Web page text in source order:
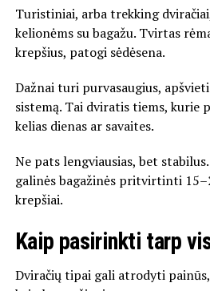
Turistiniai, arba trekking
kelionėms su bagažu. Tvirtas
krepšius, patogi sėdėsena.
Dažnai turi purvasaugius,
sistemą. Tai dviratis tiems, kurie
kelias dienas ar savaites.
Ne pats lengviausias, bet
galinės bagažinės pritvirtinti
krepšiai.
Kaip pasirinkti tarp
Dviračių tipai gali atrodyti